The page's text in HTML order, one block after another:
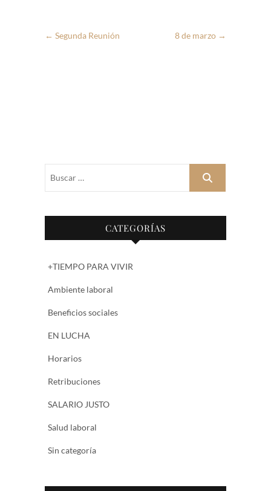
← Segunda Reunión 8 de marzo →
Buscar
CATEGORÍAS
+TIEMPO PARA VIVIR
Ambiente laboral
Beneficios sociales
EN LUCHA
Horarios
Retribuciones
SALARIO JUSTO
Salud laboral
Sin categoría